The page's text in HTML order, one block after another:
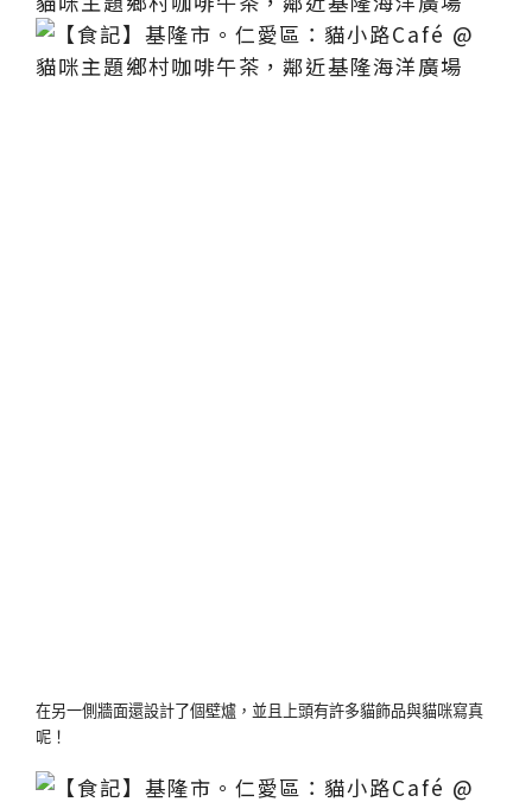
在另一側牆面還設計了個壁爐，並且上頭有許多貓飾品與貓咪寫真
呢！